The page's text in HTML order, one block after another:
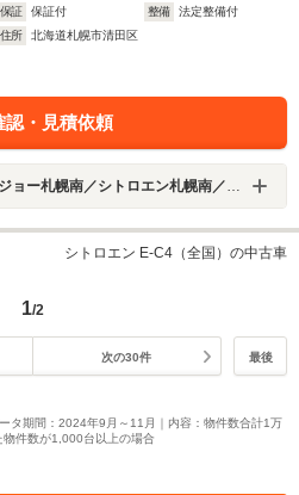
保証
保証付 整備
法定整備付
住所
北海道札幌市清田区
認・見積依頼
トロエン札幌南／ＤＳ ＳＴＯＲＥ札幌 （株）イデアル
シトロエン E-C4（全国）の中古車
1/2
次の30件 最後
タ期間：2024年9月～11月｜内容：物件数合計1万
件数が1,000台以上の場合